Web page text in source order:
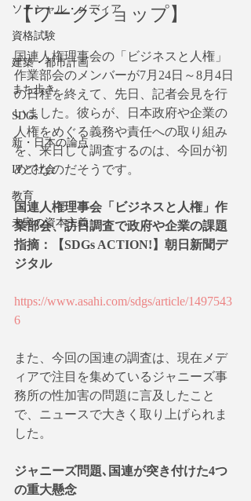
ソーシャル・メディア
資格試験
建築・都市計画
まち歩き
SDGs
新・日本の論点
ITと社会
教育
未完の資本主義
【ワークショップ】
国連人権理事会の「ビジネスと人権」
作業部会のメンバーが7月24日～8月4日
の日程を終えて、先日、記者会見を行
いました。彼らが、日本政府や企業の
人権をめぐる義務や責任への取り組み
を、来日して調査するのは、今回が初
めてなのだそうです。
国連人権理事会「ビジネスと人権」作
業部会、訪日調査で政府や企業の課題
指摘：【SDGs ACTION!】朝日新聞デ
ジタル
https://www.asahi.com/sdgs/article/1497543
6
また、今回の国連の調査は、現在メデ
ィアで注目を集めているジャニーズ事
務所の性加害の問題に言及したこと
で、ニュースで大きく取り上げられま
した。
ジャニーズ問題､国連が突き付けた4つ
の重大懸念